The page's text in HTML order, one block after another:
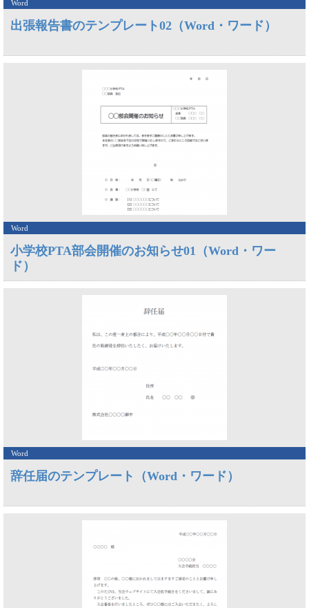
Word
出張報告書のテンプレート02（Word・ワード）
Word
小学校PTA部会開催のお知らせ01（Word・ワー
ド）
Word
辞任届のテンプレート（Word・ワード）